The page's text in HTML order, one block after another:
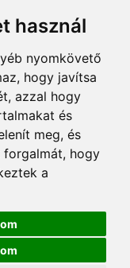
használ
nyomkövető
hogy javítsa
azzal hogy
és
meg, és
forgalmát, hogy
a